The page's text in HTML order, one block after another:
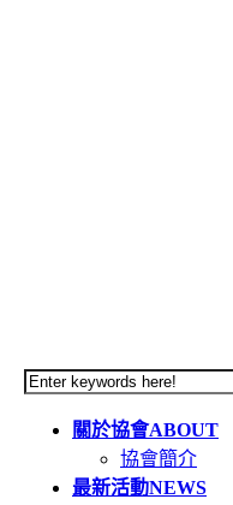
關於協會ABOUT
協會簡介
最新活動NEWS